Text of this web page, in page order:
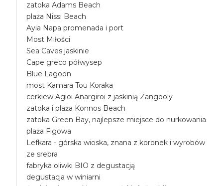
zatoka Adams Beach
plaża Nissi Beach
Ayia Napa promenada i port
Most Miłości
Sea Caves jaskinie
Cape greco półwysep
Blue Lagoon
most Kamara Tou Koraka
cerkiew Agioi Anargiroi z jaskinią Zangooly
zatoka i plaża Konnos Beach
zatoka Green Bay, najlepsze miejsce do nurkowania
plaża Figowa
Lefkara - górska wioska, znana z koronek i wyrobów
ze srebra
fabryka oliwki BIO z degustacją
degustacja w winiarni